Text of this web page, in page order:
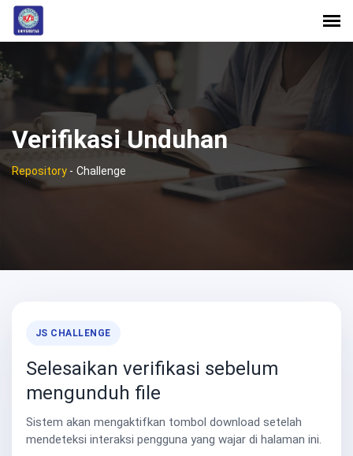
Verifikasi Unduhan
Repository - Challenge
JS CHALLENGE
Selesaikan verifikasi sebelum
mengunduh file
Sistem akan mengaktifkan tombol download setelah
mendeteksi interaksi pengguna yang wajar di halaman ini.